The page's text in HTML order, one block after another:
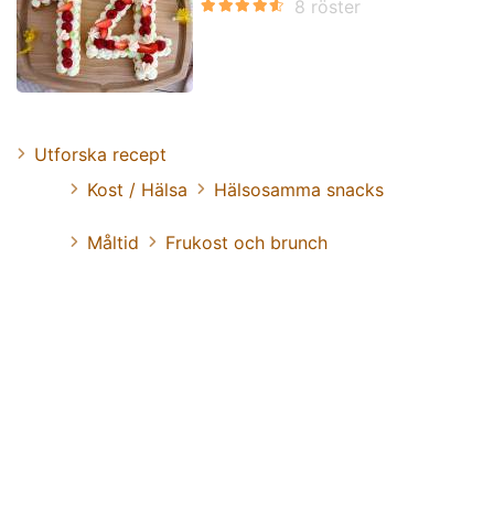
Utforska recept
Kost / Hälsa
Hälsosamma snacks
Måltid Frukost och brunch